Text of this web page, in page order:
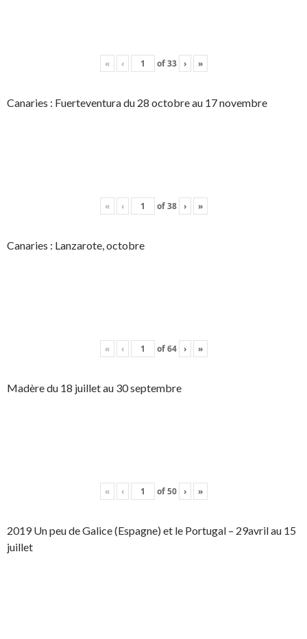
« ‹ of33 › »
Canaries : Fuerteventura du 28 octobre au 17 novembre
« ‹ of38 › »
Canaries : Lanzarote, octobre
« ‹ of64 › »
Madère du 18 juillet au 30 septembre
« ‹ of50 › »
2019 Un peu de Galice (Espagne) et le Portugal – 29avril au 15
juillet